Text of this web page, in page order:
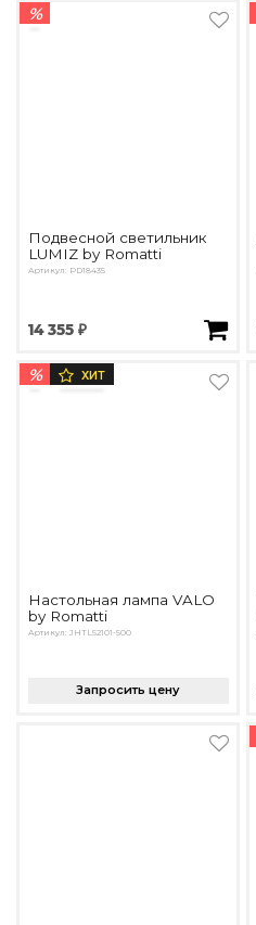
%
Подвесной светильник
LUMIZ by Romatti
Артикул: PD18435
14 355 ₽
% ХИТ
Настольная лампа VALO
by Romatti
Артикул: JHTL52101-500
Запросить цену